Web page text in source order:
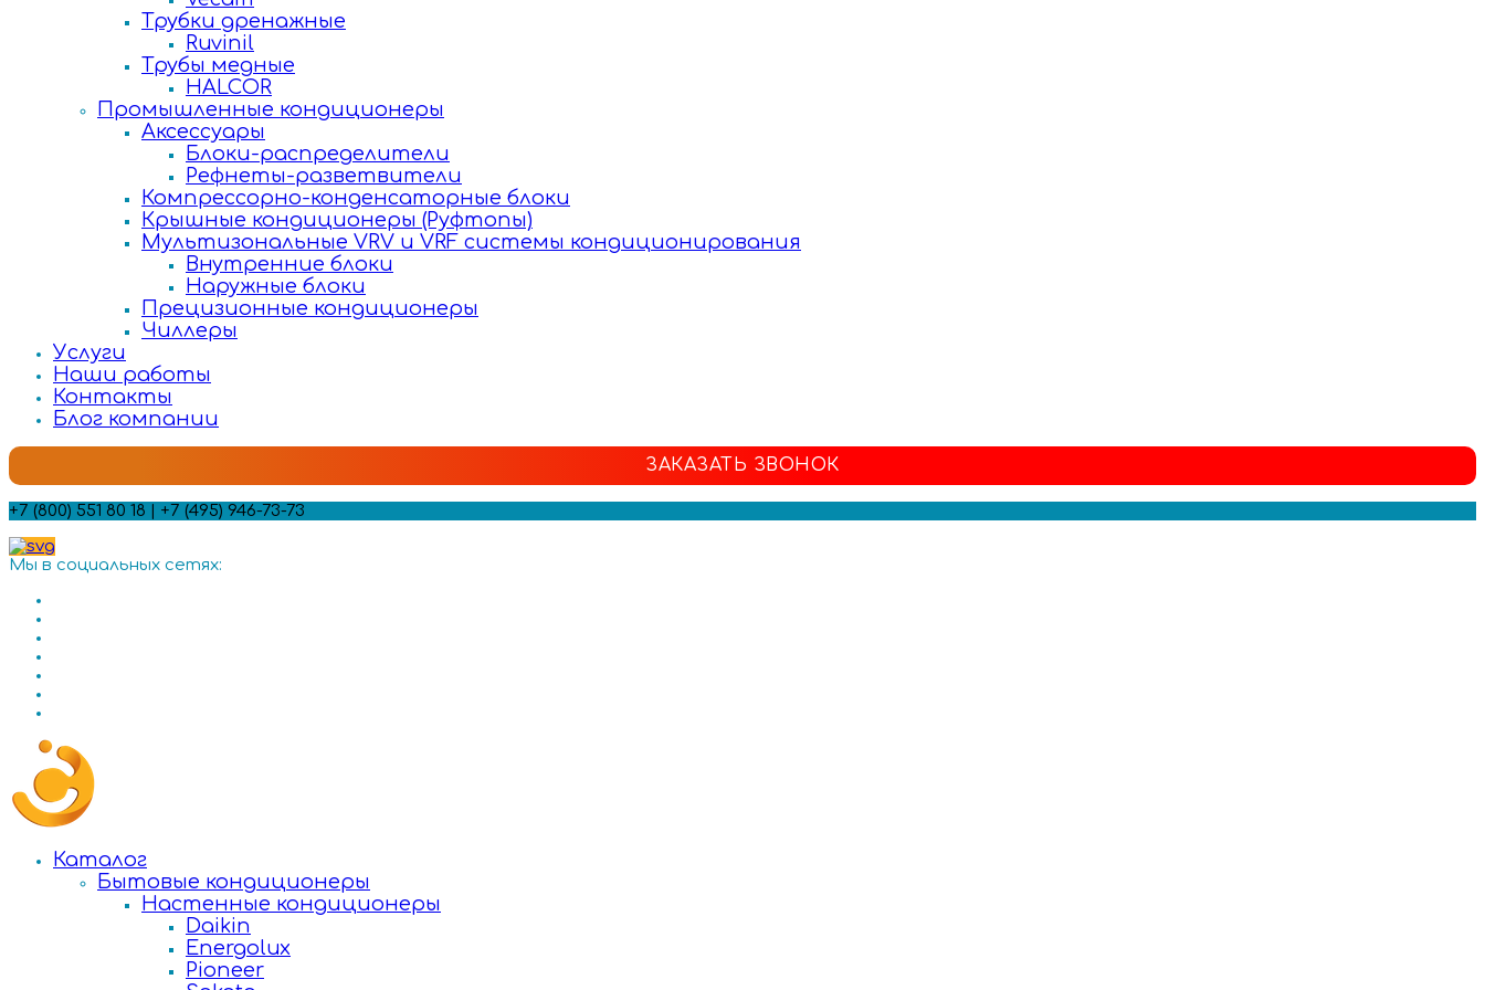
Трубки дренажные
Ruvinil
Трубы медные
HALCOR
Промышленные кондиционеры
Аксессуары
Блоки-распределители
Рефнеты-разветвители
Компрессорно-конденсаторные блоки
Крышные кондиционеры (Руфтопы)
Мультизональные VRV и VRF системы кондиционирования
Внутренние блоки
Наружные блоки
Прецизионные кондиционеры
Чиллеры
Услуги
Наши работы
Контакты
Блог компании
ЗАКАЗАТЬ ЗВОНОК
+7 (800) 551 80 18 | +7 (495) 946-73-73
Мы в социальных сетях:
Каталог
Бытовые кондиционеры
Настенные кондиционеры
Daikin
Energolux
Pioneer